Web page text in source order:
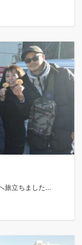
立ちました...